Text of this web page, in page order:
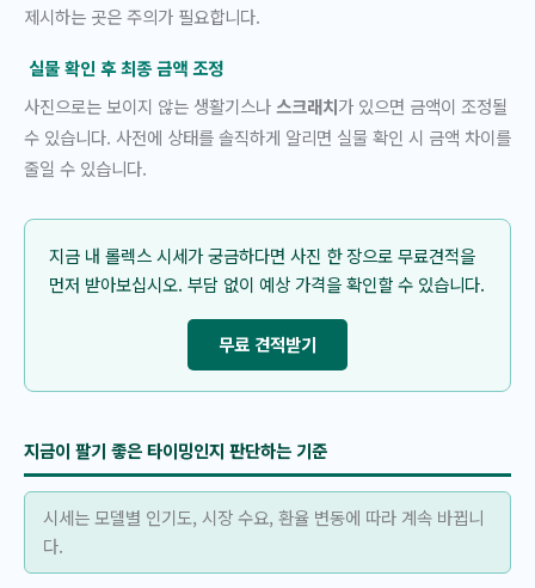
제시하는 곳은 주의가 필요합니다.
실물 확인 후 최종 금액 조정
사진으로는 보이지 않는 생활기스나스크래치가 있으면 금액이 조정될
수 있습니다. 사전에 상태를 솔직하게 알리면 실물 확인 시 금액 차이를
줄일 수 있습니다.
지금 내 롤렉스 시세가 궁금하다면 사진 한 장으로 무료견적을
먼저 받아보십시오. 부담 없이 예상 가격을 확인할 수 있습니다.
무료 견적받기
지금이 팔기 좋은 타이밍인지 판단하는 기준
시세는 모델별 인기도, 시장 수요, 환율 변동에 따라 계속 바뀝니
다.